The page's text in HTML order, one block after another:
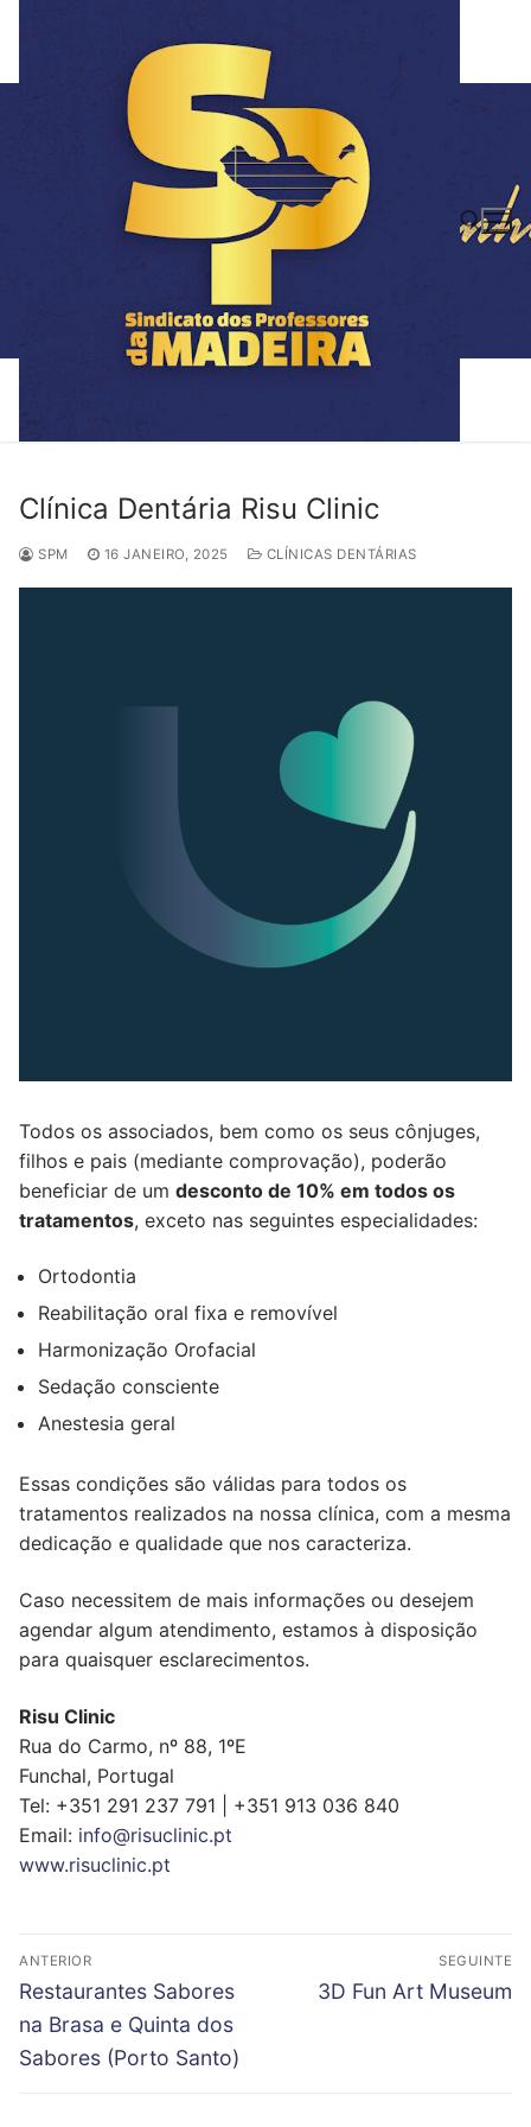
Pesquisar por:
Clínica Dentária Risu Clinic
SPM 16 JANEIRO, 2025 CLÍNICAS DENTÁRIAS
Todos os associados, bem como os seus cônjuges,
filhos e pais (mediante comprovação), poderão
beneficiar de um desconto de 10% em todos os
tratamentos, exceto nas seguintes especialidades:
Ortodontia
Reabilitação oral fixa e removível
Harmonização Orofacial
Sedação consciente
Anestesia geral
Essas condições são válidas para todos os
tratamentos realizados na nossa clínica, com a mesma
dedicação e qualidade que nos caracteriza.
Caso necessitem de mais informações ou desejem
agendar algum atendimento, estamos à disposição
para quaisquer esclarecimentos.
Risu Clinic
Rua do Carmo, nº 88, 1ºE
Funchal, Portugal
Tel: +351 291 237 791 | +351 913 036 840
Email: info@risuclinic.pt
www.risuclinic.pt
Navegação
de
artigos
ANTERIOR
Previous
post:
Restaurantes Sabores
na Brasa e Quinta dos
Sabores (Porto Santo)
SEGUINTE
Next
3D Fun Art Museum